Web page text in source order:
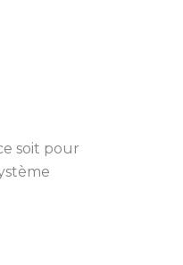
soit pour